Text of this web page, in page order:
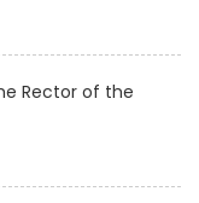
Rector of the